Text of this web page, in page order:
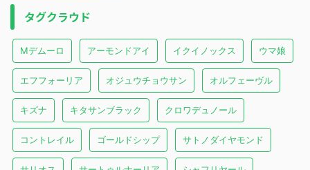
タグクラウド
Mデムーロ アーモンドアイ イクイノックス ウマ娘
エフフォーリア オジュウチョウサン オルフェーヴル
キズナ キタサンブラック クロワデュノール
コントレイル ゴールドシップ サトノダイヤモンド